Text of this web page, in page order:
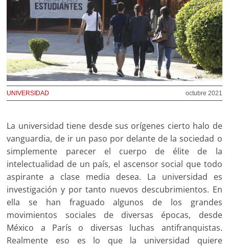
octubre 2021
UNIVERSIDAD
La universidad tiene desde sus orígenes cierto halo de
vanguardia, de ir un paso por delante de la sociedad o
simplemente parecer el cuerpo de élite de la
intelectualidad de un país, el ascensor social que todo
aspirante a clase media desea. La universidad es
investigación y por tanto nuevos descubrimientos. En
ella se han fraguado algunos de los grandes
movimientos sociales de diversas épocas, desde
México a París o diversas luchas antifranquistas.
Realmente eso es lo que la universidad quiere